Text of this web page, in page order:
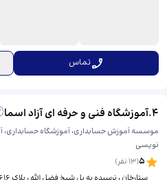
تماس
4
.آموزشگاه فنی و حرفه ای آزاد اسما
موسسه آموزش حسابداری، آموزشگاه حسابداری،
نویسی
5
(
13 نفر)